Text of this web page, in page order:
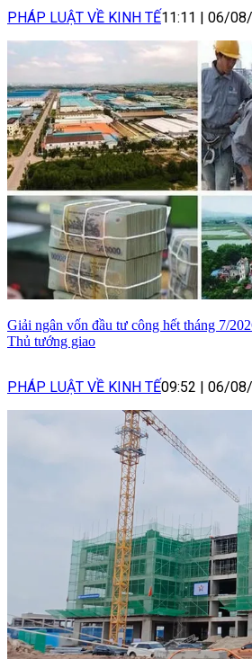
PHÁP LUẬT VỀ KINH TẾ11:11 06/
Giải ngân vốn đầu tư công hết tháng 7/
Thủ tướng giao
PHÁP LUẬT VỀ KINH TẾ09:52 06/